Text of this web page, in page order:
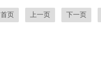
首页 上一页 下一页